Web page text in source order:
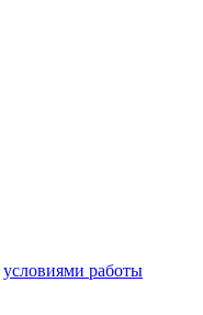
условиями работы